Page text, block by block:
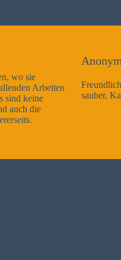
Freundliche Mitarbeiter,
sauber, Kann ich nur